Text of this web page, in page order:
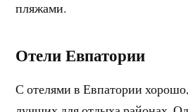
пляжами.
Отели Евпатории
С отелями в Евпатории